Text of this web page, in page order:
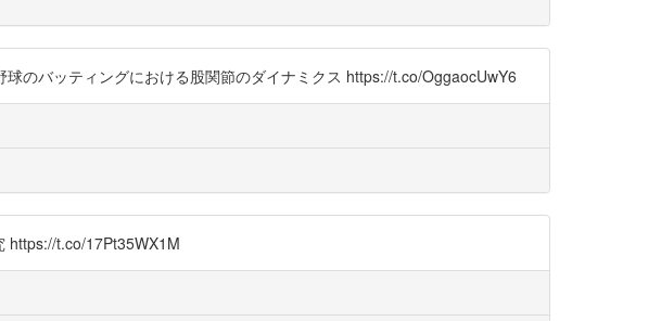
のバッティングにおける股関節のダイナミクス https://t.co/OggaocUwY6
https://t.co/17Pt35WX1M